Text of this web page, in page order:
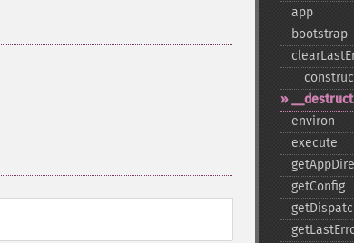
app
bootstrap
_​_​destruct
environ
execute
getConfig